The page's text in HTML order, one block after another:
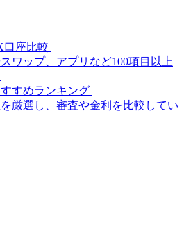
口座比較
ワップ、アプリなど100項目以上
すめランキング
厳選し、審査や金利を比較してい